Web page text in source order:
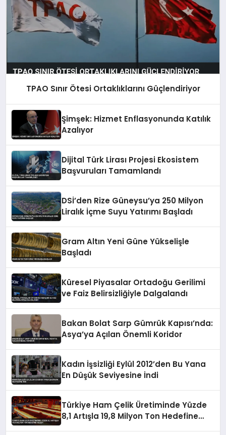
TPAO Sınır Ötesi Ortaklıklarını Güçlendiriyor
Şimşek: Hizmet Enflasyonunda Katılık
Azalıyor
Dijital Türk Lirası Projesi Ekosistem
Başvuruları Tamamlandı
DSİ’den Rize Güneysu’ya 250 Milyon
Liralık İçme Suyu Yatırımı Başladı
Gram Altın Yeni Güne Yükselişle
Başladı
Küresel Piyasalar Ortadoğu Gerilimi
ve Faiz Belirsizliğiyle Dalgalandı
Bakan Bolat Sarp Gümrük Kapısı’nda:
Asya’ya Açılan Önemli Koridor
Kadın İşsizliği Eylül 2012’den Bu Yana
En Düşük Seviyesine İndi
Türkiye Ham Çelik Üretiminde Yüzde
8,1 Artışla 19,8 Milyon Ton Hedefine